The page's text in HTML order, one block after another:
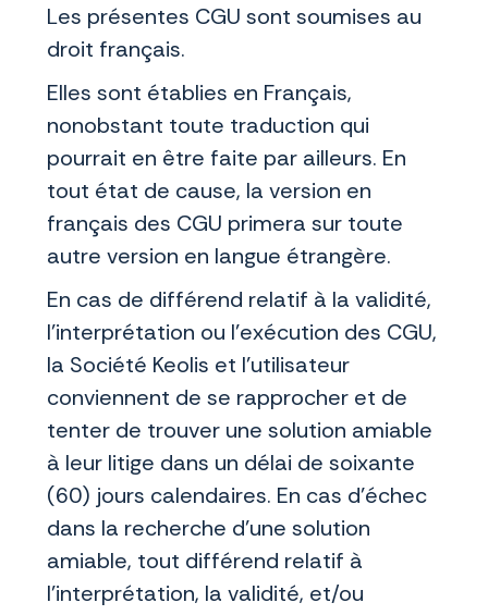
Les présentes CGU sont soumises au
droit français.
Elles sont établies en Français,
nonobstant toute traduction qui
pourrait en être faite par ailleurs. En
tout état de cause, la version en
français des CGU primera sur toute
autre version en langue étrangère.
En cas de différend relatif à la validité,
l'interprétation ou l'exécution des CGU,
la Société Keolis et l’utilisateur
conviennent de se rapprocher et de
tenter de trouver une solution amiable
à leur litige dans un délai de soixante
(60) jours calendaires. En cas d’échec
dans la recherche d’une solution
amiable, tout différend relatif à
l'interprétation, la validité, et/ou